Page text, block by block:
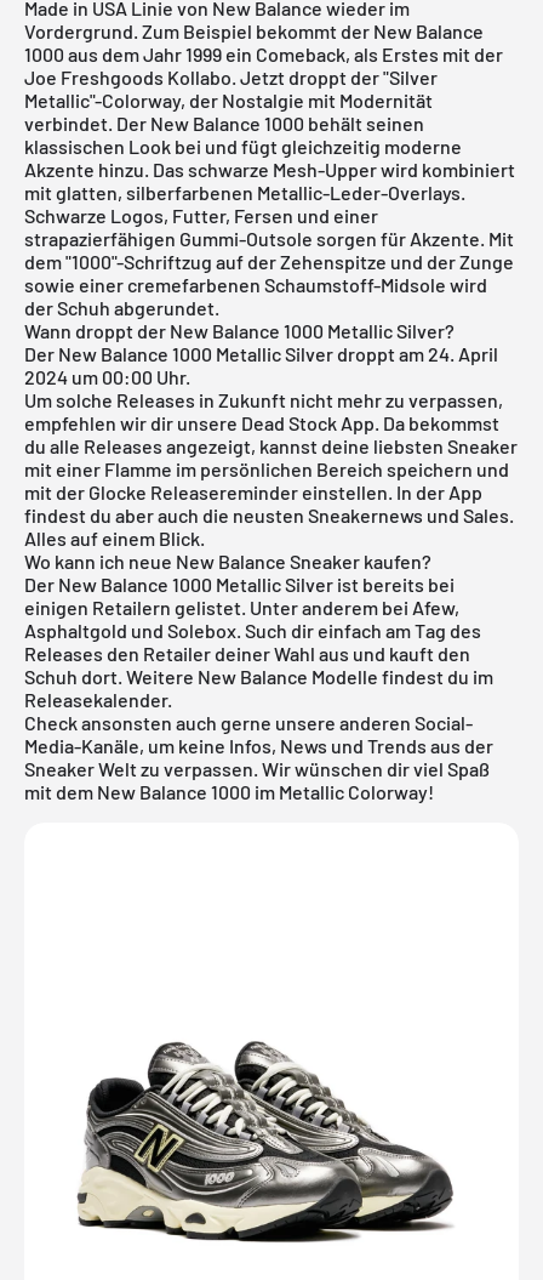
Made in USA Linie von New Balance wieder im
Vordergrund. Zum Beispiel bekommt der New Balance
1000 aus dem Jahr 1999 ein Comeback, als Erstes mit der
Joe Freshgoods Kollabo. Jetzt droppt der "Silver
Metallic"-Colorway, der Nostalgie mit Modernität
verbindet. Der New Balance 1000 behält seinen
klassischen Look bei und fügt gleichzeitig moderne
Akzente hinzu. Das schwarze Mesh-Upper wird kombiniert
mit glatten, silberfarbenen Metallic-Leder-Overlays.
Schwarze Logos, Futter, Fersen und einer
strapazierfähigen Gummi-Outsole sorgen für Akzente. Mit
dem "1000"-Schriftzug auf der Zehenspitze und der Zunge
sowie einer cremefarbenen Schaumstoff-Midsole wird
der Schuh abgerundet.
Wann droppt der New Balance 1000 Metallic Silver?
Der New Balance 1000 Metallic Silver droppt am 24. April
2024 um 00:00 Uhr.
Um solche Releases in Zukunft nicht mehr zu verpassen,
empfehlen wir dir unsere Dead Stock App. Da bekommst
du alle Releases angezeigt, kannst deine liebsten Sneaker
mit einer Flamme im persönlichen Bereich speichern und
mit der Glocke Releasereminder einstellen. In der App
findest du aber auch die neusten Sneakernews und Sales.
Alles auf einem Blick.
Wo kann ich neue New Balance Sneaker kaufen?
Der New Balance 1000 Metallic Silver ist bereits bei
einigen Retailern gelistet. Unter anderem bei Afew,
Asphaltgold und Solebox. Such dir einfach am Tag des
Releases den Retailer deiner Wahl aus und kauft den
Schuh dort. Weitere New Balance Modelle findest du im
Releasekalender.
Check ansonsten auch gerne unsere anderen Social-
Media-Kanäle, um keine Infos, News und Trends aus der
Sneaker Welt zu verpassen. Wir wünschen dir viel Spaß
mit dem New Balance 1000 im Metallic Colorway!